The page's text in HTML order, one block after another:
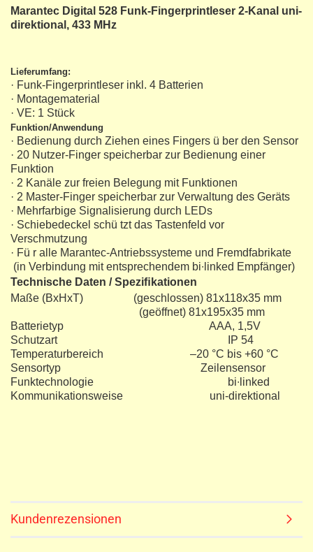
Marantec Digital 528 Funk-Fingerprintleser 2-Kanal uni-
direktional, 433 MHz
Lieferumfang:
· Funk-Fingerprintleser inkl. 4 Batterien
· Montagematerial
· VE: 1 Stück
Funktion/Anwendung
· Bedienung durch Ziehen eines Fingers ü ber den Sensor
· 20 Nutzer-Finger speicherbar zur Bedienung einer
Funktion
· 2 Kanäle zur freien Belegung mit Funktionen
· 2 Master-Finger speicherbar zur Verwaltung des Geräts
· Mehrfarbige Signalisierung durch LEDs
· Schiebedeckel schü tzt das Tastenfeld vor
Verschmutzung
· Fü r alle Marantec-Antriebssysteme und Fremdfabrikate
(in Verbindung mit entsprechendem bi∙linked Empfänger)
Technische Daten / Speziﬁkationen
Maße (BxHxT) (geschlossen) 81x118x35 mm
(geöffnet) 81x195x35 mm
Batterietyp AAA, 1,5V
Schutzart IP 54
Temperaturbereich –20 °C bis +60 °C
Sensortyp Zeilensensor
Funktechnologie bi∙linked
Kommunikationsweise uni-direktional
Kundenrezensionen